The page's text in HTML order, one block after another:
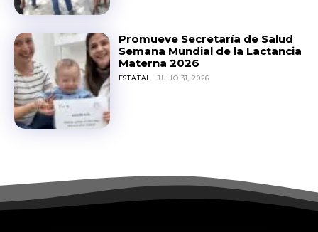
Promueve Secretaría de Salud
Semana Mundial de la Lactancia
Materna 2026
ESTATAL JULIO 31, 2026